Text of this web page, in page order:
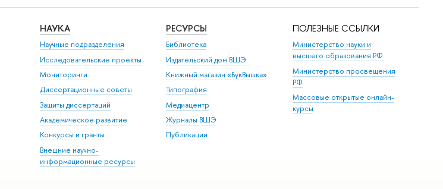
НАУКА
Научные подразделения
Исследовательские проекты
Мониторинги
Диссертационные советы
Защиты диссертаций
Академическое развитие
Конкурсы и гранты
Внешние научно-
информационные ресурсы
РЕСУРСЫ
Библиотека
Издательский дом ВШЭ
Книжный магазин «БукВышка»
Типография
Медиацентр
Журналы ВШЭ
Публикации
ПОЛЕЗНЫЕ ССЫЛКИ
Министерство науки и
высшего образования РФ
Министерство просвещения
РФ
Массовые открытые онлайн-
курсы